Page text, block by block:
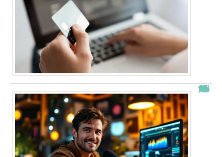
“Alexis Morel, journaliste : Qui est le fils de Apolline de Malherbe ?”